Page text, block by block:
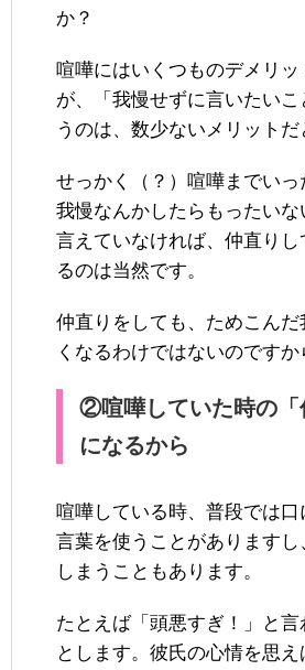
か？
喧嘩にはいくつものデメリッ
が、「我慢せずに言いたい
うのは、数少ないメリットだ
せっかく（？）喧嘩までいっ
我慢なんかしたらもったい
言えていなければ、仲直り
るのは当然です。
仲直りをしても、ためこん
くなるわけではないのですか
②喧嘩していた時の「
になるから
喧嘩している時、普段では
言葉を使うことがありますし
しまうこともあります。
たとえば「頭悪すぎ！」と言
とします。彼氏の心情を思